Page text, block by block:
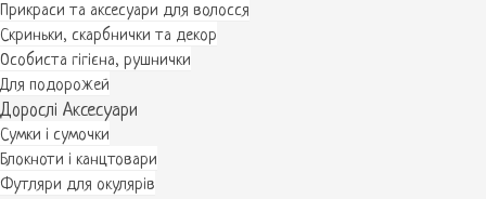
Прикраси та аксесуари для волосся
Скриньки, скарбнички та декор
Особиста гігієна, рушнички
Для подорожей
Дорослі Аксесуари
Сумки і сумочки
Блокноти і канцтовари
Футляри для окулярів